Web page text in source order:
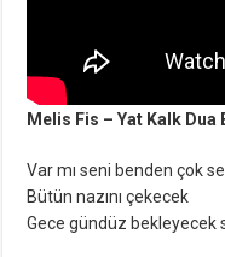
Melis Fis – Yat Kalk Dua
Var mı seni benden çok
Bütün nazını çekecek
Gece gündüz bekleyecek